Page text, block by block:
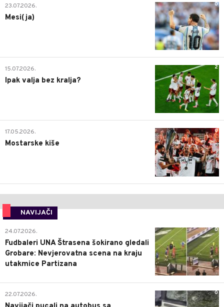
0
23.07.2026.
Mesi(ja)
2
15.07.2026.
Ipak valja bez kralja?
0
17.05.2026.
Mostarske kiše
NAVIJAČI
0
24.07.2026.
Fudbaleri UNA Štrasena šokirano gledali
Grobare: Nevjerovatna scena na kraju
utakmice Partizana
0
22.07.2026.